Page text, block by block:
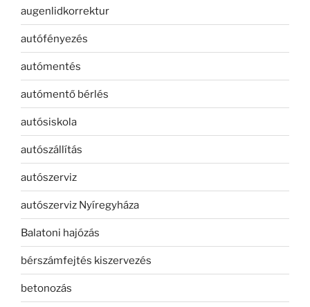
augenlidkorrektur
autófényezés
autómentés
autómentő bérlés
autósiskola
autószállítás
autószerviz
autószerviz Nyíregyháza
Balatoni hajózás
bérszámfejtés kiszervezés
betonozás